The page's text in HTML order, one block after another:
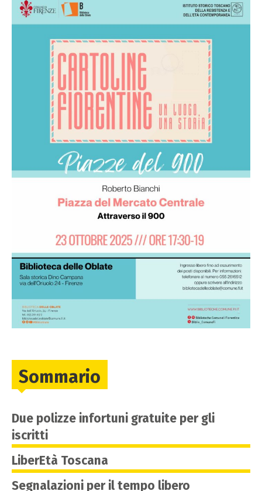
Sommario
Due polizze infortuni gratuite per gli
iscritti
LiberEtà Toscana
Segnalazioni per il tempo libero